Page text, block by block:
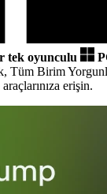
tek oyunculu
Tüm Birim
erişin.